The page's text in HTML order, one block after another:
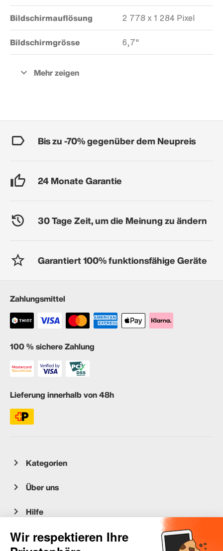
Bildschirmauflösung 2 778 x 1 284 Pixel
Bildschirmgrösse 6,7"
Bis zu -70% gegenüber dem Neupreis
24 Monate Garantie
30 Tage Zeit, um die Meinung zu ändern
Garantiert 100% funktionsfähige Geräte
Zahlungsmittel
100 % sichere Zahlung
Lieferung innerhalb von 48h
Kategorien
Über uns
Hilfe
Kundenservice